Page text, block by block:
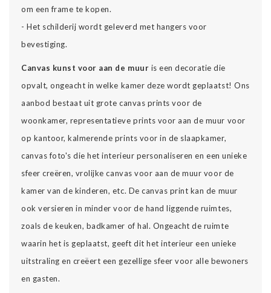
om een frame te kopen.
- Het schilderij wordt geleverd met hangers voor
bevestiging.
Canvas kunst voor aan de muur is een decoratie die
opvalt, ongeacht in welke kamer deze wordt geplaatst! Ons
aanbod bestaat uit grote canvas prints voor de
woonkamer, representatieve prints voor aan de muur voor
op kantoor, kalmerende prints voor in de slaapkamer,
canvas foto's die het interieur personaliseren en een unieke
sfeer creëren, vrolijke canvas voor aan de muur voor de
kamer van de kinderen, etc. De canvas print kan de muur
ook versieren in minder voor de hand liggende ruimtes,
zoals de keuken, badkamer of hal. Ongeacht de ruimte
waarin het is geplaatst, geeft dit het interieur een unieke
uitstraling en creëert een gezellige sfeer voor alle bewoners
en gasten.